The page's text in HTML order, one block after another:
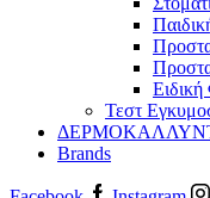
Ειδική
Τεστ
Brands